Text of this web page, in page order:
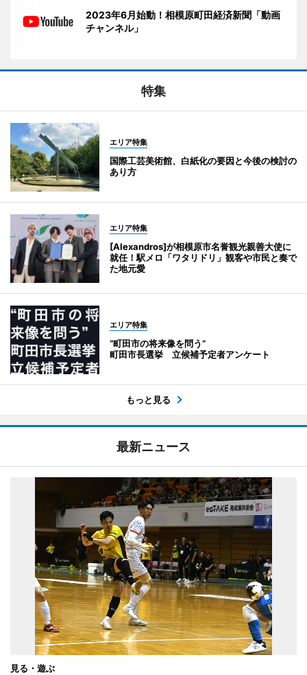
2023年6月始動！相模原町田経済新聞「動画
チャンネル」
特集
エリア特集
国際工芸美術館、白紙化の要因と今後の検討の
あり方
エリア特集
[Alexandros]が相模原市名誉観光親善大使に
就任！駅メロ「ワタリドリ」観客や市民と奏で
た地元愛
エリア特集
“町田市の将来像を問う”
町田市長選挙 立候補予定者アンケート
もっと見る
最新ニュース
見る・遊ぶ